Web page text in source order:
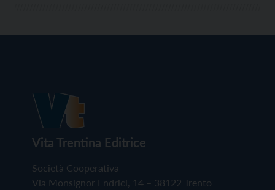
Vita Trentina Editrice
Società Cooperativa
Via Monsignor Endrici, 14 – 38122 Trento